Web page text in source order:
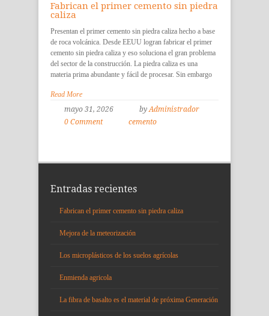
Fabrican el primer cemento sin piedra
caliza
Presentan el primer cemento sin piedra caliza hecho a base
de roca volcánica. Desde EEUU logran fabricar el primer
cemento sin piedra caliza y eso soluciona el gran problema
del sector de la construcción. La piedra caliza es una
materia prima abundante y fácil de procesar. Sin embargo
Read More
mayo 31, 2026
byAdministrador
0 Comment
cemento
Entradas recientes
Fabrican el primer cemento sin piedra caliza
Mejora de la meteorización
Los microplásticos de los suelos agrícolas
Enmienda agricola
La fibra de basalto es el material de próxima Generación